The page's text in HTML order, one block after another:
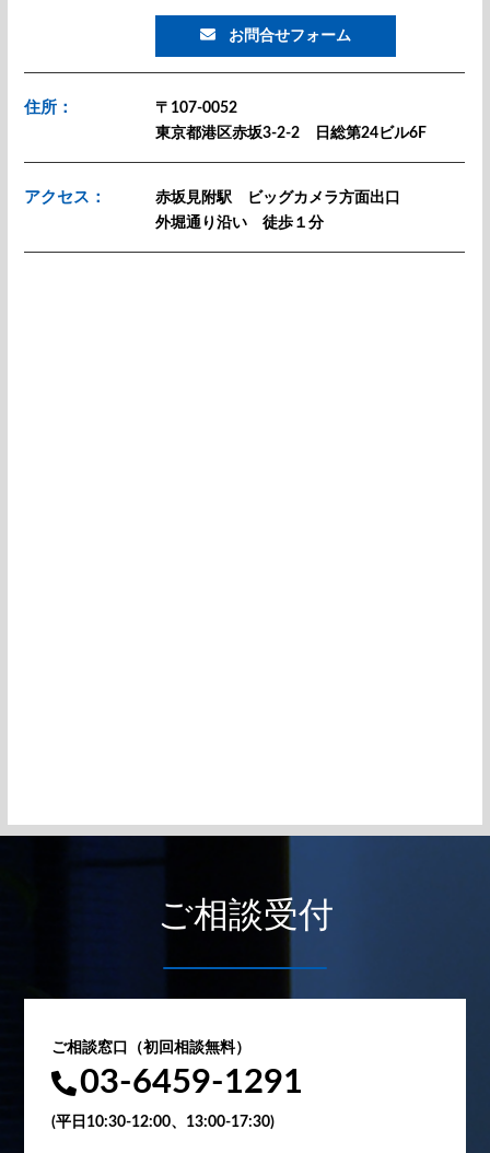
お問合せフォーム
住所：
〒107-0052
東京都港区赤坂3-2-2 日総第24ビル6F
アクセス：
赤坂見附駅 ビッグカメラ方面出口
外堀通り沿い 徒歩１分
ご相談受付
ご相談窓口（初回相談無料）
03-6459-1291
(平日10:30-12:00、13:00-17:30)